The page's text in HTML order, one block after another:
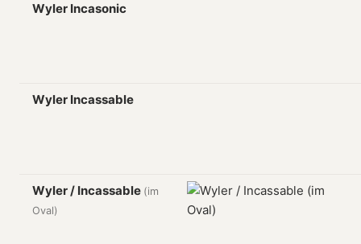
Wyler Incasonic
Wyler Incassable
Wyler / Incassable (im
Oval)